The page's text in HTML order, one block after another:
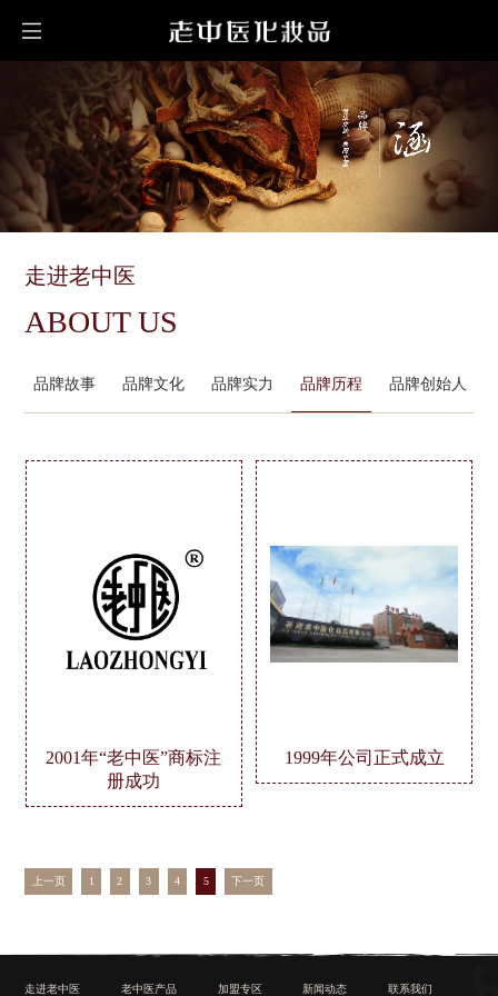
走进老中医
ABOUT US
品牌故事 品牌文化 品牌实力 品牌历程 品牌创始人
2001年“老中医”商标注
册成功
1999年公司正式成立
上一页 1 2 3 4 5 下一页
走进老中医 老中医产品 加盟专区 新闻动态 联系我们